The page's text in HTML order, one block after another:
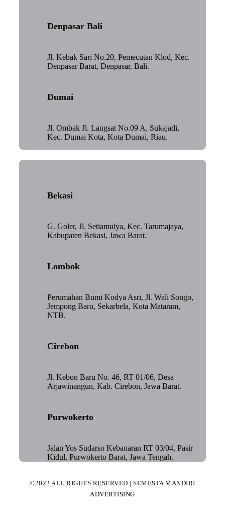
Denpasar Bali
Jl. Kebak Sari No.20, Pemecutan Klod, Kec.
Denpasar Barat, Denpasar, Bali.
Dumai
Jl. Ombak Jl. Langsat No.09 A, Sukajadi,
Kec. Dumai Kota, Kota Dumai, Riau.
Bekasi
G. Goler, Jl. Setiamulya, Kec. Tarumajaya,
Kabupaten Bekasi, Jawa Barat.
Lombok
Perumahan Bumi Kodya Asri, Jl. Wali Songo,
Jempong Baru, Sekarbela, Kota Mataram,
NTB.
Cirebon
Jl. Kebon Baru No. 46, RT 01/06, Desa
Arjawinangun, Kab. Cirebon, Jawa Barat.
Purwokerto
Jalan Yos Sudarso Kebanaran RT 03/04, Pasir
Kidul, Purwokerto Barat, Jawa Tengah.
©2022 ALL RIGHTS RESERVED | SEMESTA MANDIRI
ADVERTISING